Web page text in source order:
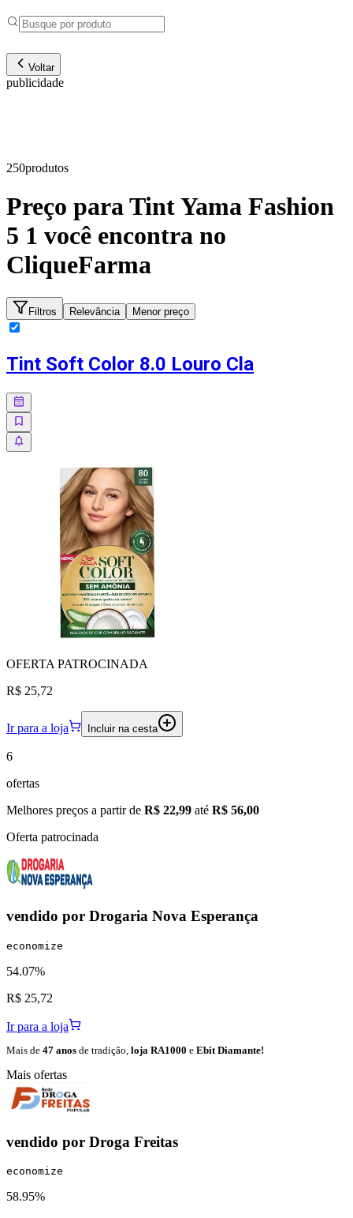
Voltar
publicidade
250produtos
Preço paraTint Yama Fashion
5 1 você encontra no
CliqueFarma
Filtros Relevância Menor preço
Tint Soft Color 8.0 Louro Cla
OFERTA PATROCINADA
R$ 25,72
Ir para a loja Incluir na cesta
6
ofertas
Melhores preços a partir de R$ 22,99 até R$ 56,00
Oferta patrocinada
vendido por Drogaria Nova Esperança
economize
54.07%
R$ 25,72
Ir para a loja
Mais de 47 anos de tradição, loja RA1000 e Ebit Diamante!
Mais ofertas
vendido por Droga Freitas
economize
58.95%